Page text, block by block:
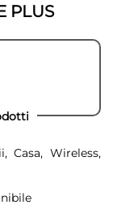
PLUS
Casa, Wireless,